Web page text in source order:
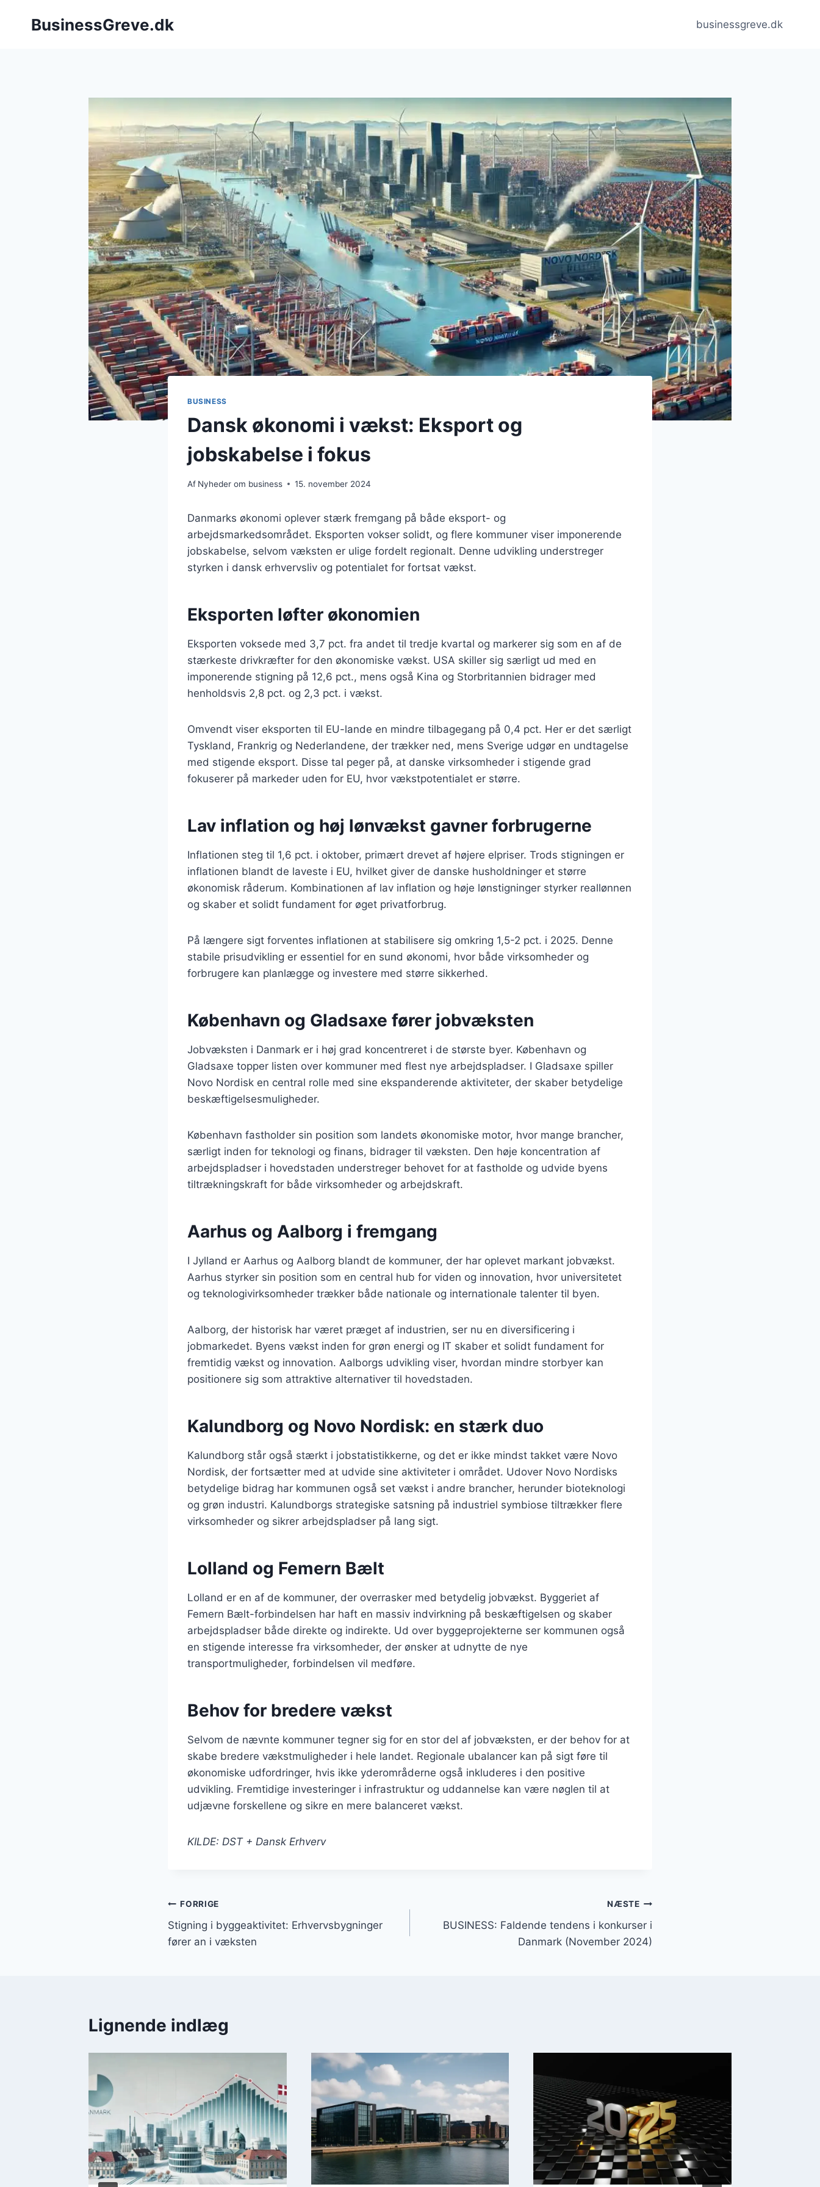
BusinessGreve.dk businessgreve.dk
BUSINESS
Dansk økonomi i vækst: Eksport og
jobskabelse i fokus
Af Nyheder om business 15. november 2024
Danmarks økonomi oplever stærk fremgang på både eksport- og
arbejdsmarkedsområdet. Eksporten vokser solidt, og flere kommuner viser imponerende
jobskabelse, selvom væksten er ulige fordelt regionalt. Denne udvikling understreger
styrken i dansk erhvervsliv og potentialet for fortsat vækst.
Eksporten løfter økonomien
Eksporten voksede med 3,7 pct. fra andet til tredje kvartal og markerer sig som en af de
stærkeste drivkræfter for den økonomiske vækst. USA skiller sig særligt ud med en
imponerende stigning på 12,6 pct., mens også Kina og Storbritannien bidrager med
henholdsvis 2,8 pct. og 2,3 pct. i vækst.
Omvendt viser eksporten til EU-lande en mindre tilbagegang på 0,4 pct. Her er det særligt
Tyskland, Frankrig og Nederlandene, der trækker ned, mens Sverige udgør en undtagelse
med stigende eksport. Disse tal peger på, at danske virksomheder i stigende grad
fokuserer på markeder uden for EU, hvor vækstpotentialet er større.
Lav inflation og høj lønvækst gavner forbrugerne
Inflationen steg til 1,6 pct. i oktober, primært drevet af højere elpriser. Trods stigningen er
inflationen blandt de laveste i EU, hvilket giver de danske husholdninger et større
økonomisk råderum. Kombinationen af lav inflation og høje lønstigninger styrker reallønnen
og skaber et solidt fundament for øget privatforbrug.
På længere sigt forventes inflationen at stabilisere sig omkring 1,5-2 pct. i 2025. Denne
stabile prisudvikling er essentiel for en sund økonomi, hvor både virksomheder og
forbrugere kan planlægge og investere med større sikkerhed.
København og Gladsaxe fører jobvæksten
Jobvæksten i Danmark er i høj grad koncentreret i de største byer. København og
Gladsaxe topper listen over kommuner med flest nye arbejdspladser. I Gladsaxe spiller
Novo Nordisk en central rolle med sine ekspanderende aktiviteter, der skaber betydelige
beskæftigelsesmuligheder.
København fastholder sin position som landets økonomiske motor, hvor mange brancher,
særligt inden for teknologi og finans, bidrager til væksten. Den høje koncentration af
arbejdspladser i hovedstaden understreger behovet for at fastholde og udvide byens
tiltrækningskraft for både virksomheder og arbejdskraft.
Aarhus og Aalborg i fremgang
I Jylland er Aarhus og Aalborg blandt de kommuner, der har oplevet markant jobvækst.
Aarhus styrker sin position som en central hub for viden og innovation, hvor universitetet
og teknologivirksomheder trækker både nationale og internationale talenter til byen.
Aalborg, der historisk har været præget af industrien, ser nu en diversificering i
jobmarkedet. Byens vækst inden for grøn energi og IT skaber et solidt fundament for
fremtidig vækst og innovation. Aalborgs udvikling viser, hvordan mindre storbyer kan
positionere sig som attraktive alternativer til hovedstaden.
Kalundborg og Novo Nordisk: en stærk duo
Kalundborg står også stærkt i jobstatistikkerne, og det er ikke mindst takket være Novo
Nordisk, der fortsætter med at udvide sine aktiviteter i området. Udover Novo Nordisks
betydelige bidrag har kommunen også set vækst i andre brancher, herunder bioteknologi
og grøn industri. Kalundborgs strategiske satsning på industriel symbiose tiltrækker flere
virksomheder og sikrer arbejdspladser på lang sigt.
Lolland og Femern Bælt
Lolland er en af de kommuner, der overrasker med betydelig jobvækst. Byggeriet af
Femern Bælt-forbindelsen har haft en massiv indvirkning på beskæftigelsen og skaber
arbejdspladser både direkte og indirekte. Ud over byggeprojekterne ser kommunen også
en stigende interesse fra virksomheder, der ønsker at udnytte de nye
transportmuligheder, forbindelsen vil medføre.
Behov for bredere vækst
Selvom de nævnte kommuner tegner sig for en stor del af jobvæksten, er der behov for at
skabe bredere vækstmuligheder i hele landet. Regionale ubalancer kan på sigt føre til
økonomiske udfordringer, hvis ikke yderområderne også inkluderes i den positive
udvikling. Fremtidige investeringer i infrastruktur og uddannelse kan være nøglen til at
udjævne forskellene og sikre en mere balanceret vækst.
KILDE: DST + Dansk Erhverv
Indlægsnavigation
FORRIGE
Stigning i byggeaktivitet: Erhvervsbygninger
fører an i væksten
NÆSTE
BUSINESS: Faldende tendens i konkurser i
Danmark (November 2024)
Lignende indlæg